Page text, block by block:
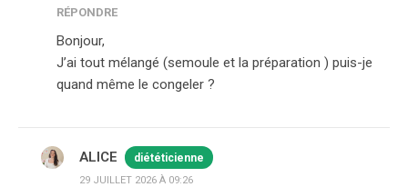
RÉPONDRE
Bonjour,
J’ai tout mélangé (semoule et la préparation ) puis-je
quand même le congeler ?
ALICE diététicienne
29 JUILLET 2026 À 09:26